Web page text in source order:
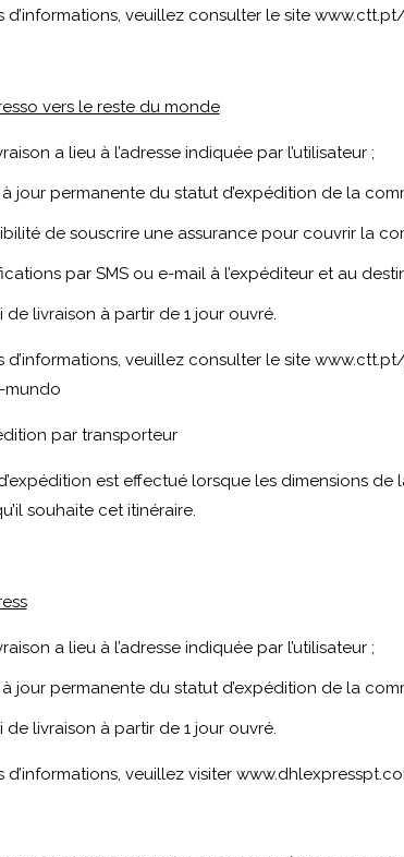
d’informations, veuillez consulter le site
vers le reste du monde
a lieu à l’adresse indiquée par l’utilisateur ;
à jour permanente du statut d’expédition de la
de souscrire une assurance pour couvrir la
par SMS ou e-mail à l’expéditeur et au
de livraison à partir de 1 jour ouvré.
d’informations, veuillez consulter le site
mundo
par transporteur
est effectué lorsque les dimensions de
souhaite cet itinéraire.
a lieu à l’adresse indiquée par l’utilisateur ;
à jour permanente du statut d’expédition de la
de livraison à partir de 1 jour ouvré.
d’informations, veuillez visiter